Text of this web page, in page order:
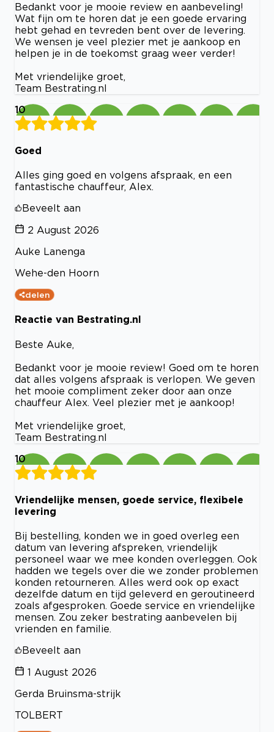
Bedankt voor je mooie review en aanbeveling!
Wat fijn om te horen dat je een goede ervaring
hebt gehad en tevreden bent over de levering.
We wensen je veel plezier met je aankoop en
helpen je in de toekomst graag weer verder!
Met vriendelijke groet,
Team Bestrating.nl
10
Goed
Alles ging goed en volgens afspraak, en een
fantastische chauffeur, Alex.
Beveelt aan
2 August 2026
Auke Lanenga
Wehe-den Hoorn
delen
Reactie van Bestrating.nl
Beste Auke,
Bedankt voor je mooie review! Goed om te horen
dat alles volgens afspraak is verlopen. We geven
het mooie compliment zeker door aan onze
chauffeur Alex. Veel plezier met je aankoop!
Met vriendelijke groet,
Team Bestrating.nl
10
Vriendelijke mensen, goede service, flexibele
levering
Bij bestelling, konden we in goed overleg een
datum van levering afspreken, vriendelijk
personeel waar we mee konden overleggen. Ook
hadden we tegels over die we zonder problemen
konden retourneren. Alles werd ook op exact
dezelfde datum en tijd geleverd en geroutineerd
zoals afgesproken. Goede service en vriendelijke
mensen. Zou zeker bestrating aanbevelen bij
vrienden en familie.
Beveelt aan
1 August 2026
Gerda Bruinsma-strijk
TOLBERT